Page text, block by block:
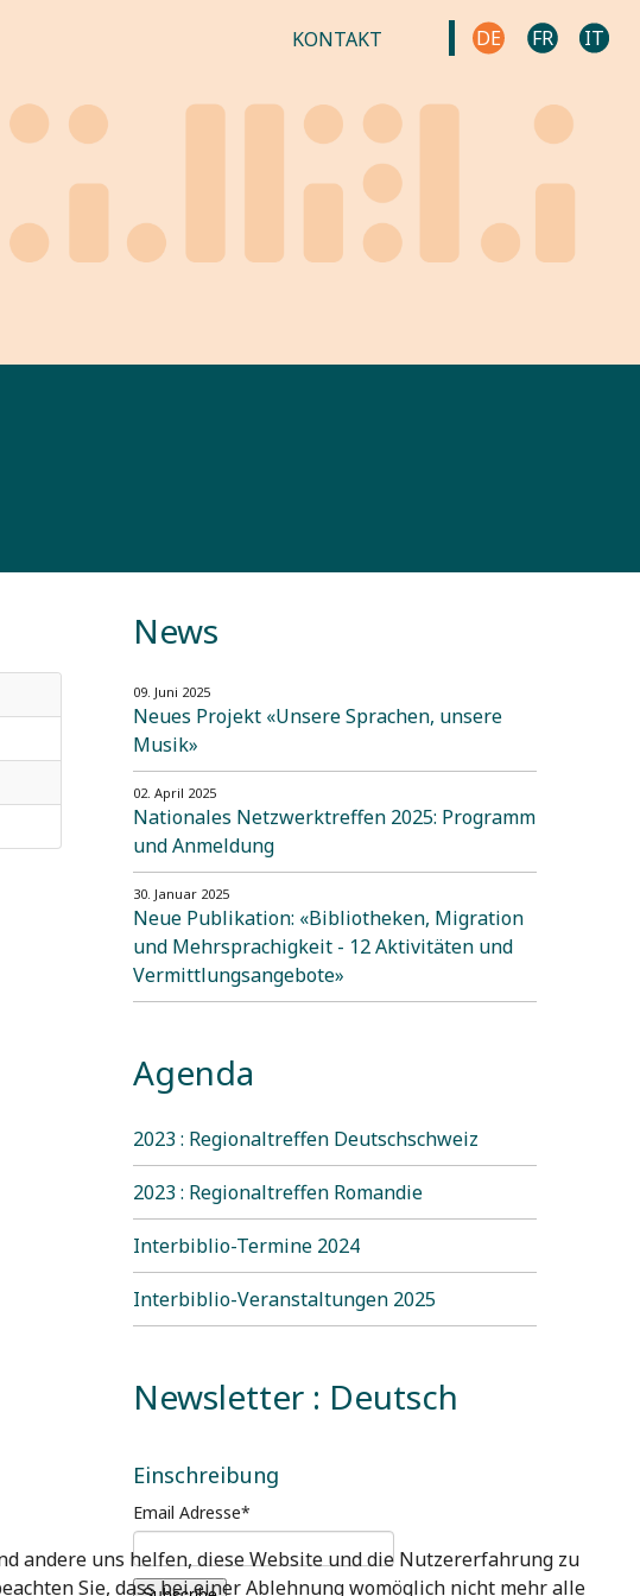
KONTAKT DE FR IT
News
09. Juni 2025
Neues Projekt «Unsere Sprachen, unsere
Musik»
02. April 2025
Nationales Netzwerktreffen 2025: Programm
und Anmeldung
30. Januar 2025
Neue Publikation: «Bibliotheken, Migration
und Mehrsprachigkeit - 12 Aktivitäten und
Vermittlungsangebote»
Agenda
2023 : Regionaltreffen Deutschschweiz
2023 : Regionaltreffen Romandie
Interbiblio-Termine 2024
Interbiblio-Veranstaltungen 2025
Newsletter : Deutsch
Einschreibung
Email Adresse*
andere uns helfen, diese Website und die Nutzererfahrung zu
Sie, dass bei einer Ablehnung womöglich nicht mehr alle